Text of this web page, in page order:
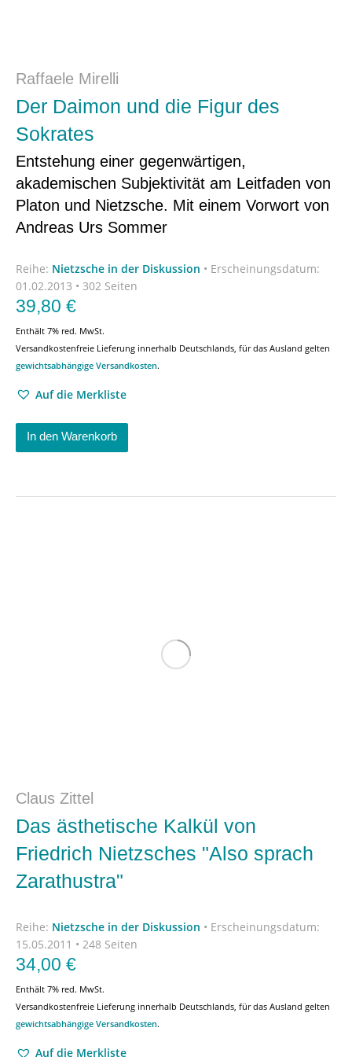
Raffaele Mirelli
Der Daimon und die Figur des
Sokrates
Entstehung einer gegenwärtigen,
akademischen Subjektivität am Leitfaden von
Platon und Nietzsche. Mit einem Vorwort von
Andreas Urs Sommer
Reihe: Nietzsche in der Diskussion • Erscheinungsdatum:
01.02.2013 • 302 Seiten
39,80 €
Enthält 7% red. MwSt.
Versandkostenfreie Lieferung innerhalb Deutschlands, für das Ausland gelten
gewichtsabhängige Versandkosten.
Auf die Merkliste
In den Warenkorb
Claus Zittel
Das ästhetische Kalkül von
Friedrich Nietzsches "Also sprach
Zarathustra"
Reihe: Nietzsche in der Diskussion • Erscheinungsdatum:
15.05.2011 • 248 Seiten
34,00 €
Enthält 7% red. MwSt.
Versandkostenfreie Lieferung innerhalb Deutschlands, für das Ausland gelten
gewichtsabhängige Versandkosten.
Auf die Merkliste